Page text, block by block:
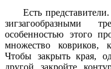
Есть
зигзагообразными
особенностью этого
множество ковриков,
Чтобы закрыть края,
другой закройте